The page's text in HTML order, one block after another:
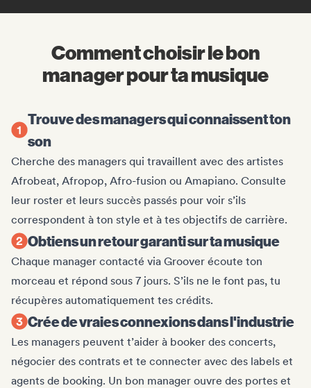
Comment choisir le bon
manager pour ta musique
Trouve des managers qui connaissent ton
son
Cherche des managers qui travaillent avec des artistes
Afrobeat, Afropop, Afro-fusion ou Amapiano. Consulte
leur roster et leurs succès passés pour voir s’ils
correspondent à ton style et à tes objectifs de carrière.
Obtiens un retour garanti sur ta musique
Chaque manager contacté via Groover écoute ton
morceau et répond sous 7 jours. S’ils ne le font pas, tu
récupères automatiquement tes crédits.
Crée de vraies connexions dans l'industrie
Les managers peuvent t’aider à booker des concerts,
négocier des contrats et te connecter avec des labels et
agents de booking. Un bon manager ouvre des portes et